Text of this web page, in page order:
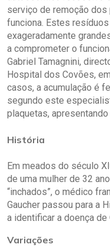
serviço de remoção
funciona. Estes
exageradamente
a comprometer o
Gabriel Tamagnini,
Hospital dos Covões,
casos, a acumulação é
segundo este
plaquetas,
História
Em meados do século
de uma mulher de 32
“inchados”, o médico
Gaucher passou para a
a identificar a doença de
Variações